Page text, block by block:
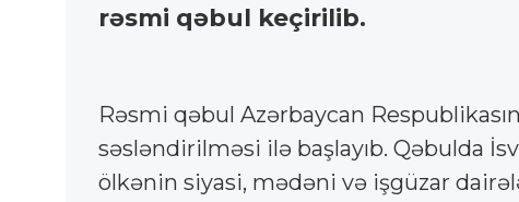
rəsmi qəbul keçirilib.
Rəsmi qəbul Azərbaycan
səsləndirilməsi ilə başlayıb. Qəbulda
ölkənin siyasi, mədəni və işgüzar